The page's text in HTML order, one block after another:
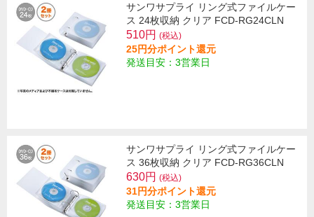
サンワサプライ リング式ファイルケー
ス 24枚収納 クリア FCD-RG24CLN
510円 (税込)
25円分ポイント還元
発送目安：3営業日
サンワサプライ リング式ファイルケー
ス 36枚収納 クリア FCD-RG36CLN
630円 (税込)
31円分ポイント還元
発送目安：3営業日